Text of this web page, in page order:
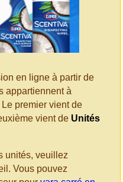
en ligne à partir de
appartiennent à
premier vient de
vient de Unités
unités, veuillez
Vous pouvez